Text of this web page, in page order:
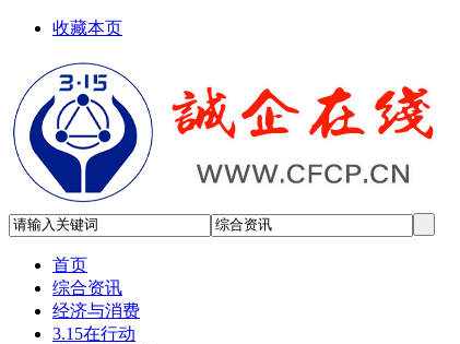
收藏本页
首页
综合资讯
经济与消费
3.15在行动